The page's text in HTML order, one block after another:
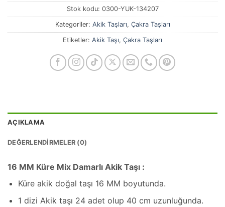
Stok kodu: 0300-YUK-134207
Kategoriler: Akik Taşları, Çakra Taşları
Etiketler: Akik Taşı, Çakra Taşları
AÇIKLAMA
DEĞERLENDIRMELER (0)
16 MM Küre Mix Damarlı Akik Taşı :
Küre akik doğal taşı 16 MM boyutunda.
1 dizi Akik taşı 24 adet olup 40 cm uzunluğunda.